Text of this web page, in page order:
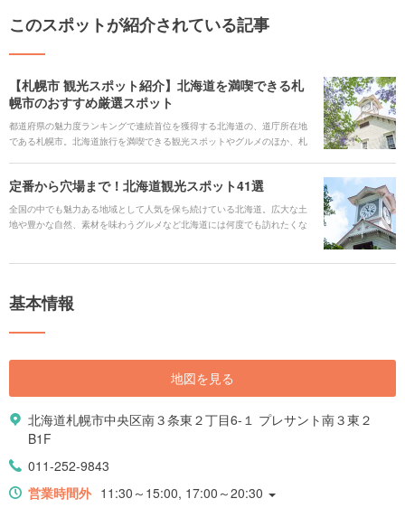
このスポットが紹介されている記事
【札幌市 観光スポット紹介】北海道を満喫できる札
幌市のおすすめ厳選スポット
都道府県の魅力度ランキングで連続首位を獲得する北海道の、道庁所在地
である札幌市。北海道旅行を満喫できる観光スポットやグルメのほか、札
ならではの魅力がたくさん濃縮された札幌市にあふれる、定番観光スポッ
トやグルメスポット、絶景のビュースポットや地元で話題のスポットな
ど、厳選してお届けいたします。
定番から穴場まで！北海道観光スポット41選
全国の中でも魅力ある地域として人気を保ち続けている北海道。広大な土
地や豊かな自然、素材を味わうグルメなど北海道には何度でも訪れたくな
北海道旅行ガイド|https://haveagood.holiday/articles/725] [keyword_link:
札幌観光|https://haveagood.holiday/articles/653] [keyword_link:旭川観
ド|https://haveagood.holiday/articles/809] [keyword_link:函館観
光|https://haveagood.holiday/articles/649] [keyword_link:小樽観
光|https://haveagood.holiday/articles/648]
基本情報
地図を見る
北海道札幌市中央区南３条東２丁目6-１ プレサント南３東２
B1F
011-252-9843
営業時間外 11:30～15:00, 17:00～20:30